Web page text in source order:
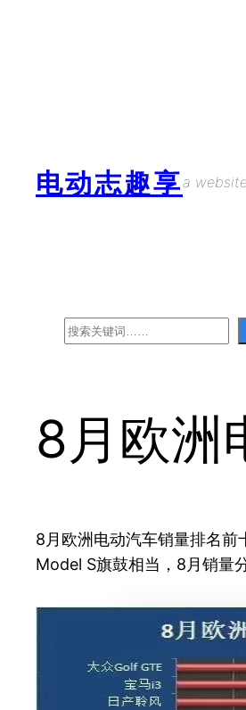
电动志趣享a
Search
8月欧洲
8月欧洲电动汽车销量排名前
Model S旗鼓相当，8月销量